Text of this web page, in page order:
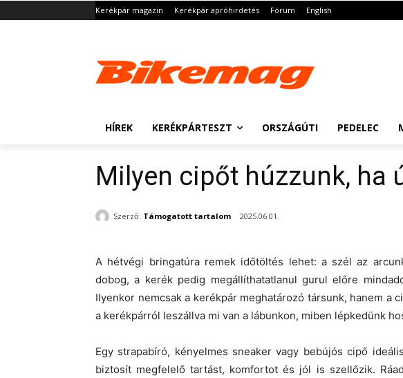
Kerékpár magazin Kerékpár apróhirdetés Fórum English
HÍREK KERÉKPÁRTESZT ORSZÁGÚTI PEDELEC
Milyen cipőt húzzunk, ha
Szerző: Támogatott tartalom 2025.06.01.
A hétvégi bringatúra remek időtöltés lehet: a szél az
dobog, a kerék pedig megállíthatatlanul gurul előre
Ilyenkor nemcsak a kerékpár meghatározó társunk, hanem a
a kerékpárról leszállva mi van a lábunkon, miben lépkedünk
Egy strapabíró, kényelmes sneaker vagy bebújós cipő
biztosít megfelelő tartást, komfortot és jól is szellőzik.